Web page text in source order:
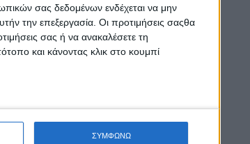
σας δεδομένων ενδέχεται να μην
την επεξεργασία. Οι προτιμήσεις σαςθα
σας ή να ανακαλέσετε τη
και κάνοντας κλικ στο κουμπί
ΣΥΜΦΩΝΩ